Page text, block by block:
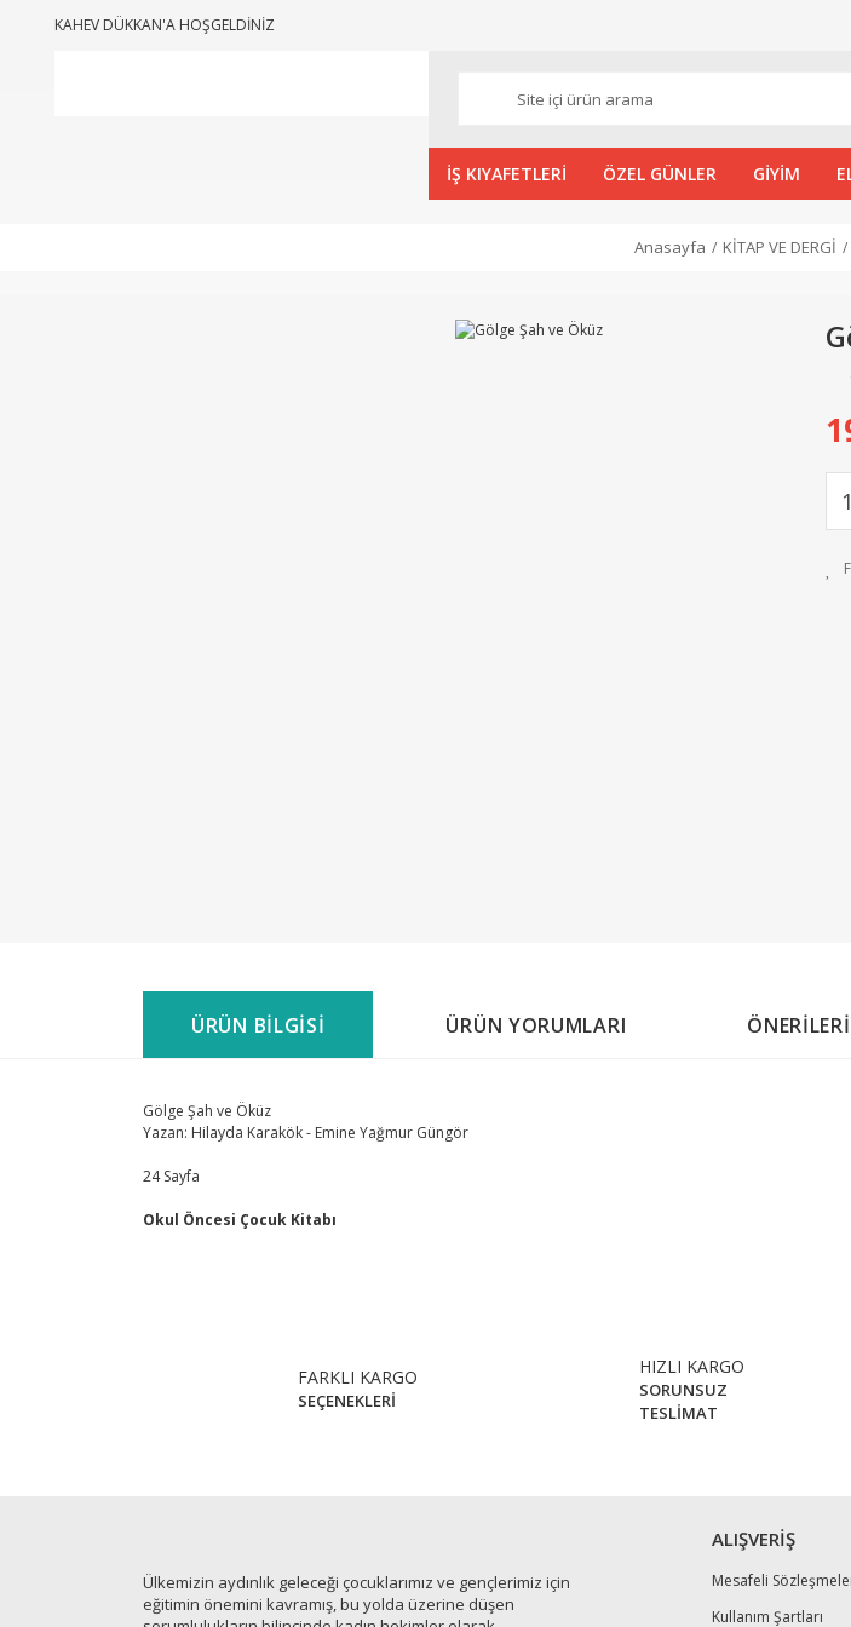
KAHEV DÜKKAN'A HOŞGELDİNİZ
İŞ KIYAFETLERİ ÖZEL GÜNLER GİYİM
Anasayfa KİTAP VE DERGİ
ÜRÜN BİLGİSİ ÜRÜN YORUMLARI
Gölge Şah ve Öküz
Yazan: Hilayda Karakök - Emine Yağmur Güngör
24 Sayfa
Okul Öncesi Çocuk Kitabı
Bu ürüne ilk yorumu
Ürün resmi kalitesiz, bozuk veya görüntülenemiyor.
FARKLI KARGO
SEÇENEKLERİ
HIZLI KARGO
SORUNSUZ
TESLİMAT
Ülkemizin aydınlık geleceği çocuklarımız ve gençlerimiz için
eğitimin önemini kavramış, bu yolda üzerine düşen
ALIŞVERİŞ
Mesafeli
Kullanım Şartları